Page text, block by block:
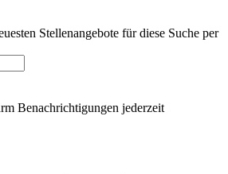
Stellenangebote für diese Suche per
Benachrichtigungen jederzeit